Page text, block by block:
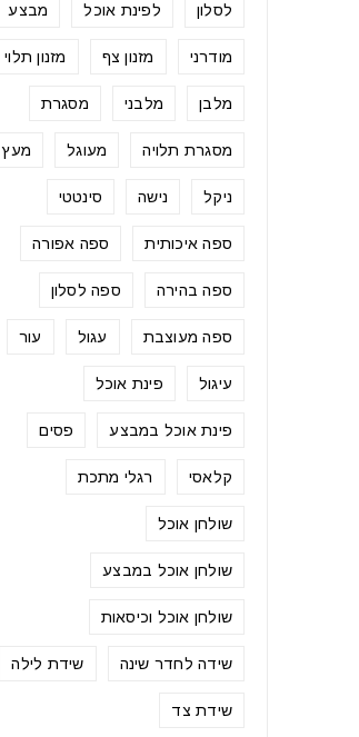
לסלון לפינת אוכל מבצע
מודרני מזנון צף מזנון תלוי
מלבן מלבני מסגרת
מסגרת תלויה מעוגל מעץ
ניקל נישה סינטטי
ספה איכותית ספה אפורה
ספה בהירה ספה לסלון
ספה מעוצבת עגול עור
עיגול פינת אוכל
פינת אוכל במבצע פסים
קלאסי רגלי מתכת
שולחן אוכל
שולחן אוכל במבצע
שולחן אוכל וכיסאות
שידה לחדר שינה שידת לילה
שידת צד